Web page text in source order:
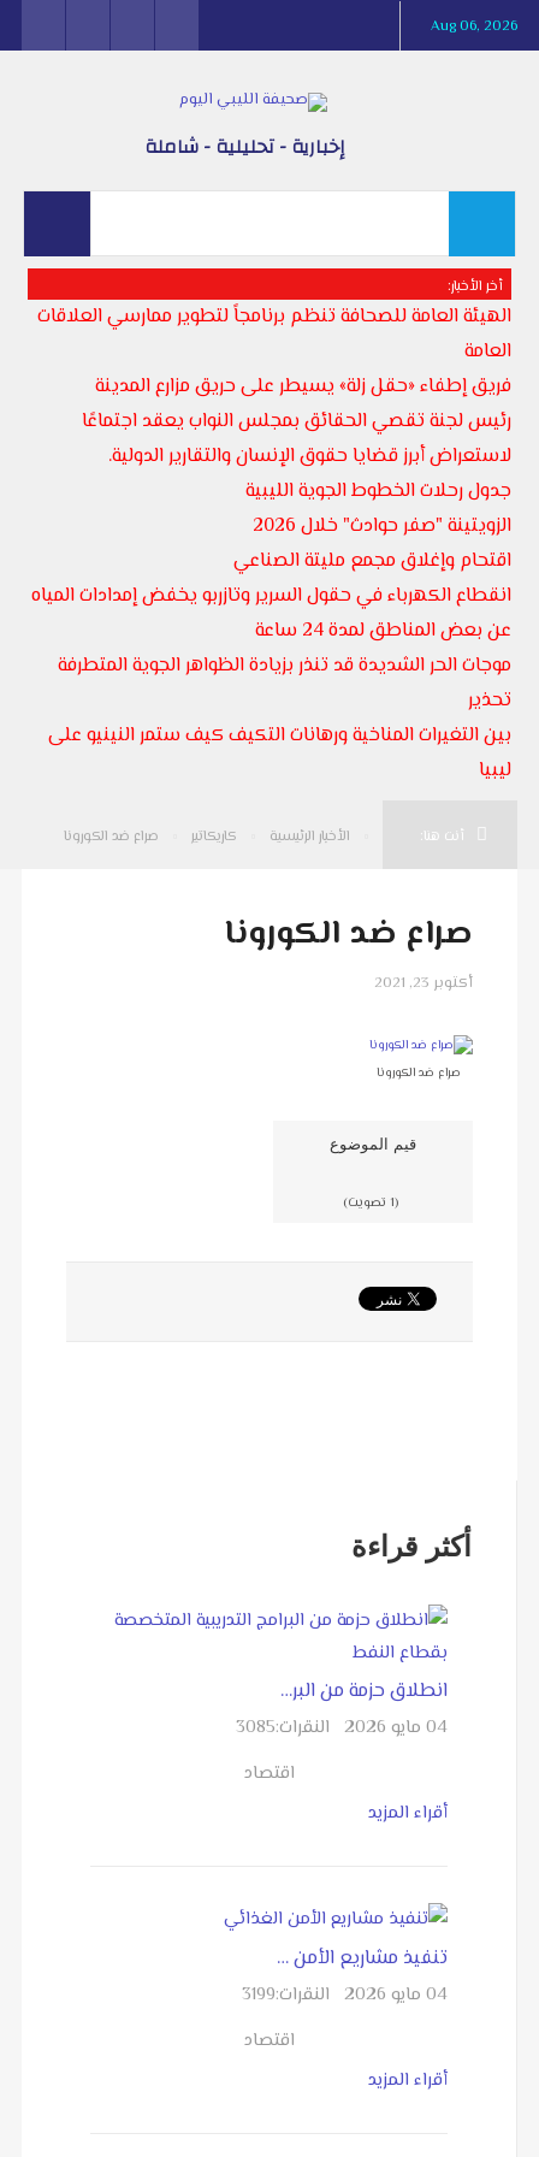
Aug 06, 2026
إخبارية - تحليلية - شاملة
أخر الأخبار:
الهيئة العامة للصحافة تنظم برنامجاً لتطوير ممارسي العلاقات
العامة
فريق إطفاء «حقل زلة» يسيطر على حريق مزارع المدينة
رئيس لجنة تقصي الحقائق بمجلس النواب يعقد اجتماعًا
لاستعراض أبرز قضايا حقوق الإنسان والتقارير الدولية.
جدول رحلات الخطوط الجوية الليبية
الزويتينة "صفر حوادث" خلال 2026
اقتحام وإغلاق مجمع مليتة الصناعي
انقطاع الكهرباء في حقول السرير وتازربو يخفض إمدادات المياه
عن بعض المناطق لمدة 24 ساعة
موجات الحر الشديدة قد تنذر بزيادة الظواهر الجوية المتطرفة
تحذير
بين التغيرات المناخية ورهانات التكيف كيف ستمر النينيو على
ليبيا
أنت هنا: الأخبار الرئيسية كاريكاتير صراع ضد الكورونا
صراع ضد الكورونا
أكتوبر 23, 2021
صراع ضد الكورونا
قيم الموضوع
(1 تصويت)
أكثر قراءة
انطلاق حزمة من البر…
04 مايو 2026 النقرات:3085
اقتصاد
أقراء المزيد
تنفيذ مشاريع الأمن …
04 مايو 2026 النقرات:3199
اقتصاد
أقراء المزيد